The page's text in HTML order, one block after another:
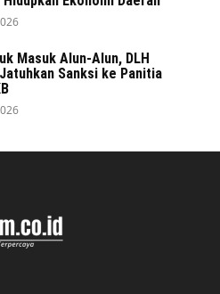
Masuk Alun-Alun, DLH
Sanksi ke Panitia